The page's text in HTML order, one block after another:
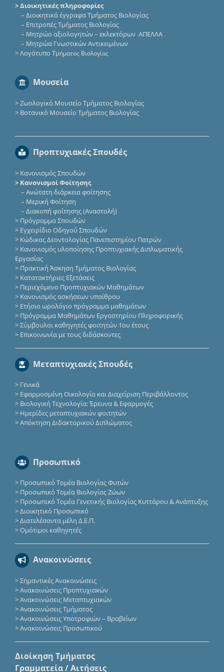
> Διοικητικές πληροφορίες
– Διοικητικά έγγραφα Τμήματος Βιολογίας
– Επιτροπές Τμήματος Βιολογίας
– Μητρώο αξιολογητών – εκλεκτόρων ΑΠΕΛΛΑ
– Μητρώα Γνωστικών Αντικειμένων
>Λογότυπο Τμήματος Βιολογίας
Μουσεία
>Ζωολογικό Μουσείο Τμήματος Βιολογίας
> Βοτανικό Μουσείο Τμήματος Βιολογίας
Προπτυχιακές Σπουδές
> Κανονισμός Σπουδών
> Κανονισμοί Φοίτησης
– Ανώτατη διάρκεια φοίτησης
– Μερική Φοίτηση
– Διακοπή φοίτησης (Αναστολή)
> Πρόγραμμα Σπουδών
> Εγχειρίδιο Οδηγού Σπουδών
> Κώδικας Δεοντολογίας Πανεπιστημίου Πατρών
> Κανονισμός υλοποίησης Προπτυχιακής Διπλωματικής
Εργασίας
> Πρακτική Άσκηση Τμήματος Βιολογίας
> Κατατακτήριες Eξετάσεις
> Περιεχόμενο Προπτυχιακών Μαθημάτων
> Κανονισμός ασκήσεων υπαίθρου
> Ετήσιο ωρολόγιο πρόγραμμα μαθημάτων
> Πρόγραμμα Μαθημάτων Εργαστηρίου Πληροφορικής
>Σύμβουλοι καθηγητές φοιτητών 1ου έτους
> Επικοινωνία με τους διδάσκοντες
Μεταπτυχιακές Σπουδές
> Γενικά
> Εφαρμοσμένη Οικολογία και Διαχείριση Περιβάλλοντος
>Βιολογική Τεχνολογία: Έρευνα & Εφαρμογές
> Ημερίδες μεταπτυχιακών φοιτητών
>Απόκτηση Διδακτορικού Διπλώματος
Προσωπικό
> Προσωπικό Τομέα Βιολογίας Φυτών
> Προσωπικό Τομέα Βιολογίας Ζώων
> Προσωπικό Τομέα Γενετικής Βιολογίας Κυττάρου & Ανάπτυξης
>Διοικητικό Προσωπικό
>Διατελέσαντα μέλη Δ.Ε.Π.
>Ομότιμοι καθηγητές
Ανακοινώσεις
>Σημαντικές Ανακοινώσεις
>Ανακοινώσεις Προπτυχιακών
>Ανακοινώσεις Μεταπτυχιακών
>Ανακοινώσεις Τμήματος
>Ανακοινώσεις Υποτροφιών – Βραβείων
>Ανακοινώσεις Προσωπικού
Διοίκηση Τμήματος
Γραμματεία / Αιτήσεις